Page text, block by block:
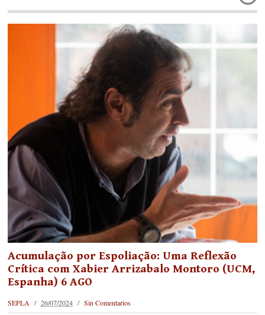
Acumulação por Espoliação: Uma Reflexão
Crítica com Xabier Arrizabalo Montoro (UCM,
Espanha) 6 AGO
SEPLA 26/07/2024 Sin Comentarios